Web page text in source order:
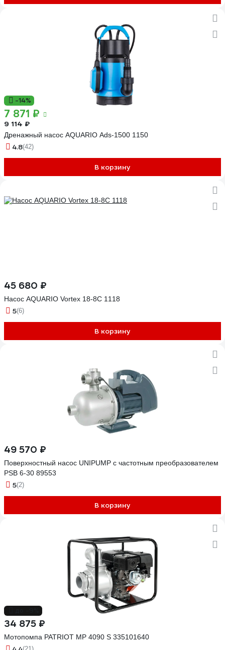
-14%
7 871 ₽
9 114 ₽
Дренажный насос AQUARIO Ads-1500 1150
4.8(42)
В корзину
45 680 ₽
Насос AQUARIO Vortex 18-8C 1118
5(6)
В корзину
49 570 ₽
Поверхностный насос UNIPUMP с частотным преобразователем
PSB 6-30 89553
5(2)
В корзину
34 875 ₽
Мотопомпа PATRIOT MP 4090 S 335101640